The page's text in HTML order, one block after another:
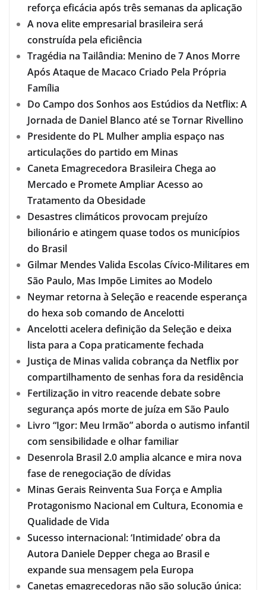
reforça eficácia após três semanas da aplicação
A nova elite empresarial brasileira será
construída pela eficiência
Tragédia na Tailândia: Menino de 7 Anos Morre
Após Ataque de Macaco Criado Pela Própria
Família
Do Campo dos Sonhos aos Estúdios da Netflix: A
Jornada de Daniel Blanco até se Tornar Rivellino
Presidente do PL Mulher amplia espaço nas
articulações do partido em Minas
Caneta Emagrecedora Brasileira Chega ao
Mercado e Promete Ampliar Acesso ao
Tratamento da Obesidade
Desastres climáticos provocam prejuízo
bilionário e atingem quase todos os municípios
do Brasil
Gilmar Mendes Valida Escolas Cívico-Militares em
São Paulo, Mas Impõe Limites ao Modelo
Neymar retorna à Seleção e reacende esperança
do hexa sob comando de Ancelotti
Ancelotti acelera definição da Seleção e deixa
lista para a Copa praticamente fechada
Justiça de Minas valida cobrança da Netflix por
compartilhamento de senhas fora da residência
Fertilização in vitro reacende debate sobre
segurança após morte de juíza em São Paulo
Livro “Igor: Meu Irmão” aborda o autismo infantil
com sensibilidade e olhar familiar
Desenrola Brasil 2.0 amplia alcance e mira nova
fase de renegociação de dívidas
Minas Gerais Reinventa Sua Força e Amplia
Protagonismo Nacional em Cultura, Economia e
Qualidade de Vida
Sucesso internacional: ‘Intimidade’ obra da
Autora Daniele Depper chega ao Brasil e
expande sua mensagem pela Europa
Canetas emagrecedoras não são solução única: